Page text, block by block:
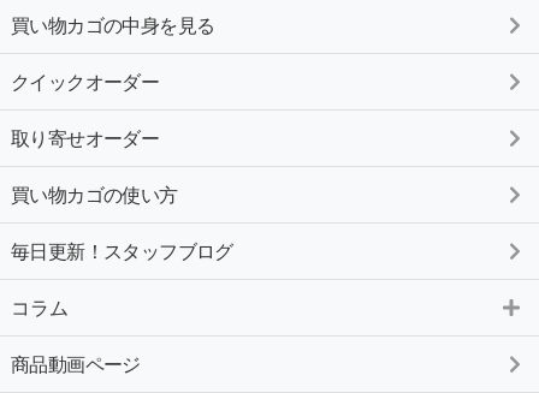
買い物カゴの中身を見る
クイックオーダー
取り寄せオーダー
買い物カゴの使い方
毎日更新！スタッフブログ
コラム
商品動画ページ